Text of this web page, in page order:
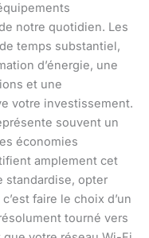
notre quotidien. Les
temps substantiel,
d’énergie, une
et une
votre investissement.
souvent un
économies
amplement cet
standardise, opter
faire le choix d’un
tourné vers